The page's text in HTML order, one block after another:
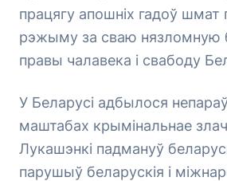
працягу апошніх гадоў шмат
рэжыму за сваю нязломную
правы чалавека і свабоду
У Беларусі адбылося
маштабах крымінальнае
Лукашэнкі падмануў
парушыў беларускія і